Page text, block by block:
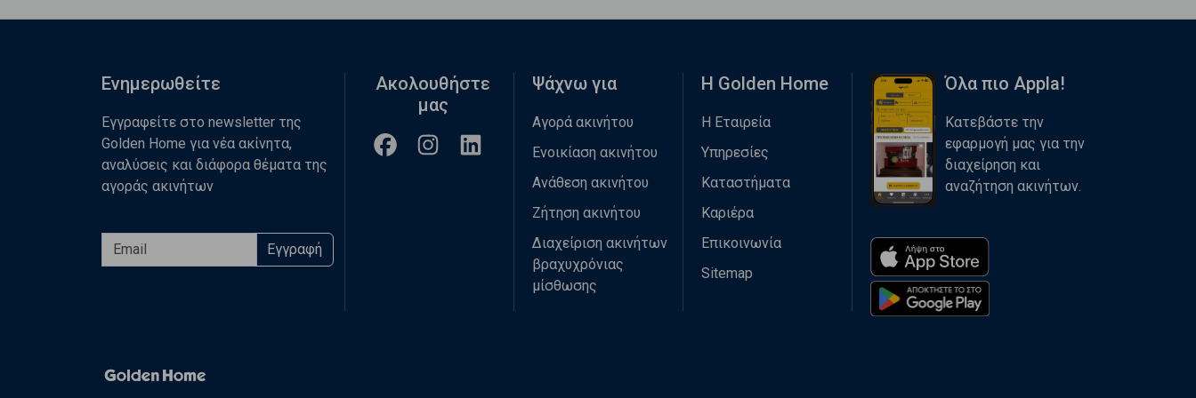
Ενημερωθείτε
Εγγραφείτε στο newsletter της
Golden Home για νέα ακίνητα,
αναλύσεις και διάφορα θέματα της
αγοράς ακινήτων
Εγγραφή
Ακολουθήστε
μας
Ψάχνω για
Αγορά ακινήτου
Ενοικίαση ακινήτου
Ανάθεση ακινήτου
Ζήτηση ακινήτου
Διαχείριση ακινήτων
βραχυχρόνιας
μίσθωσης
Η Golden Home
Η Εταιρεία
Υπηρεσίες
Καταστήματα
Καριέρα
Επικοινωνία
Sitemap
Όλα πιο Appla!
Κατεβάστε την
εφαρμογή μας για την
διαχείρηση και
αναζήτηση ακινήτων.